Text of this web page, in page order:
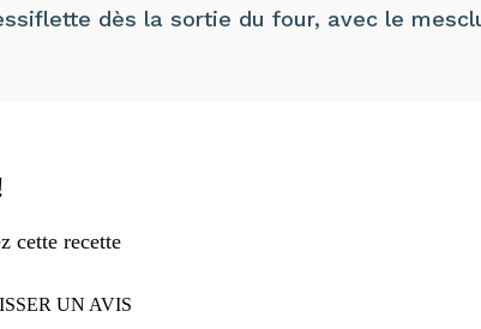
dès la sortie du four, avec le
cette recette
UN AVIS